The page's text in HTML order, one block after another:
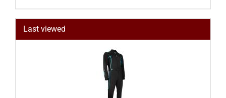
Last viewed